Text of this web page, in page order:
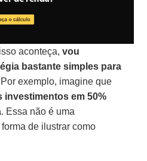
aconteça,vou
bastante simples para
exemplo, imagine que
em 50%
. Essa não é uma
de ilustrar como